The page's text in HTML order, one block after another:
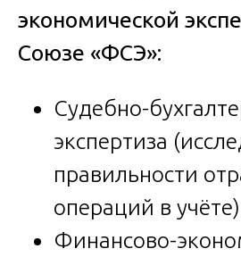
экономической
Союзе «ФСЭ»:
Судебно-
экспертиза
правильности
операций в
Финансово-